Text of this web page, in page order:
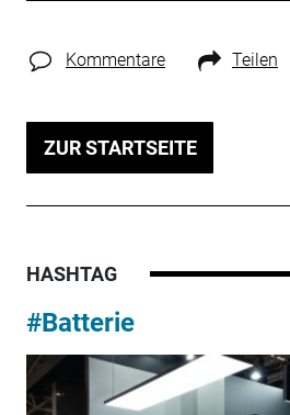
Kommentare Teilen
ZUR STARTSEITE
HASHTAG
#Batterie